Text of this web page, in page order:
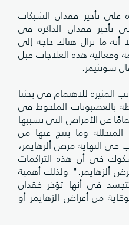
فقدان الشبكات
فقدان الذاكرة في
تزال هناك حاجة إلى
هذه العلاجات قبل
للاهتمام في بحثنا
الملحوظ في
التي تسببها
وما ينتج عنها من
مرض ألزهايمر،
أن هذه التراكمات
ولذلك أهمية
أنها تؤخر فقدان
من أعراض الزهايمر أو